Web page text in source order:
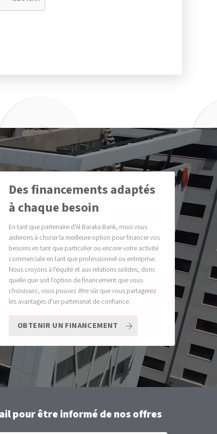
Des financements adaptés
à chaque besoin
En tant que partenaire d'Al Baraka Bank, nous vous
aiderons à choisir la meilleure option pour financer vos
besoins en tant que particulier ou encore votre activité
commerciale en tant que professionnel ou entreprise.
Nous croyons à l'équité et aux relations solides, donc
quelle que soit l'option de financement que vous
choisissez, vous pouvez être sûr que vous partagerez
les avantages d'un partenariat de confiance.
OBTENIR UN FINANCEMENT
pour être informé de nos offres